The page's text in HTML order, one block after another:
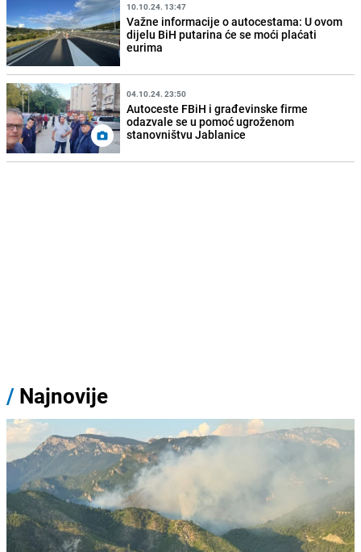
10.10.24. 13:47
Važne informacije o autocestama: U ovom
dijelu BiH putarina će se moći plaćati
eurima
04.10.24. 23:50
Autoceste FBiH i građevinske firme
odazvale se u pomoć ugroženom
stanovništvu Jablanice
/ Najnovije